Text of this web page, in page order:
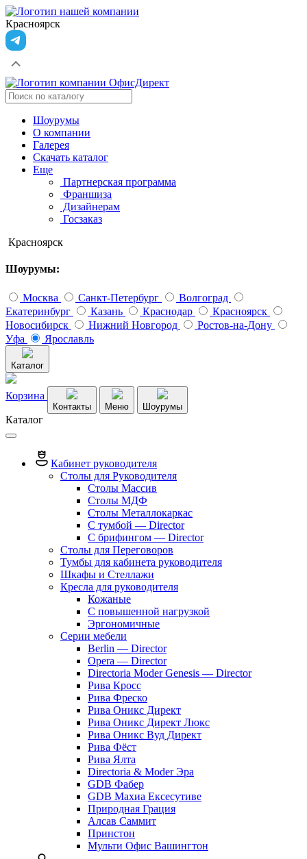
Красноярск
Шоурумы
О компании
Галерея
Скачать каталог
Еще
Партнерская программа
Франшиза
Дизайнерам
Госзаказ
Красноярск
Шоурумы:
Москва Санкт-Петербург
Волгоград
Екатеринбург
Казань Краснодар
Красноярск
Новосибирск
Нижний Новгород
Ростов-на-Дону
Уфа
Ярославль
Каталог
Корзина
Контакты Меню Шоурумы
Каталог
Кабинет руководителя
Столы для Руководителя
Столы Массив
Столы МДФ
Столы Металлокаркас
С тумбой — Director
C брифингом — Director
Столы для Переговоров
Тумбы для кабинета руководителя
Шкафы и Стеллажи
Кресла для руководителя
Кожаные
С повышенной нагрузкой
Эргономичные
Серии мебели
Berlin — Director
Opera — Director
Directoria Moder Genesis — Director
Рива Кросс
Рива Фреско
Рива Оникс Директ
Рива Оникс Директ Люкс
Рива Оникс Вуд Директ
Рива Фёст
Рива Ялта
Directoria & Moder Эра
GDB Фабер
GDB Махиа Ексесутиве
Природная Грация
Алсав Саммит
Принстон
Мульти Офис Вашингтон